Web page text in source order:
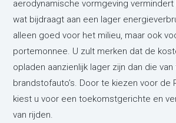
aerodynamische vormgeving
wat bijdraagt aan een lager
alleen goed voor het milieu, maar ook
portemonnee. U zult merken dat de
opladen aanzienlijk lager zijn dan die
brandstofauto’s. Door te kiezen voor de
kiest u voor een toekomstgerichte en
van rijden.